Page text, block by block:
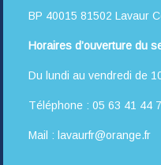
BP 40015 81502 Lavaur
Horaires d’ouverture du
Du lundi au vendredi de
Téléphone : 05 63 41 44
Mail : lavaurfr@orange.fr